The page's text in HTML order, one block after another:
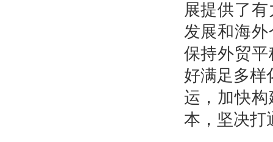
展提供了
发展和海
保持外贸
好满足多样
运，加快
本，坚决打